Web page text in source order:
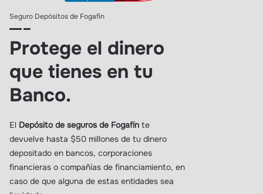
Seguro Depósitos de Fogafín
Protege el dinero
que tienes en tu
Banco.
El Depósito de seguros de Fogafín te
devuelve hasta $50 millones de tu dinero
depositado en bancos, corporaciones
financieras o compañías de financiamiento, en
caso de que alguna de estas entidades sea